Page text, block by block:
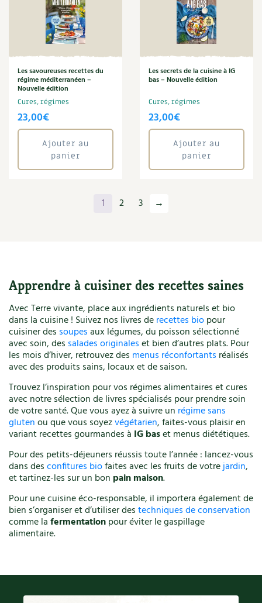
Les savoureuses recettes du
régime méditerranéen –
Nouvelle édition
Cures, régimes
23,00€
Ajouter au
panier
Les secrets de la cuisine à IG
bas – Nouvelle édition
Cures, régimes
23,00€
Ajouter au
panier
1 2 3 →
Apprendre à cuisiner des recettes saines
Avec Terre vivante, place aux ingrédients naturels et bio
dans la cuisine ! Suivez nos livres derecettes biopour
cuisiner des soupesaux légumes, du poisson sélectionné
avec soin, des salades originaleset bien d’autres plats. Pour
les mois d’hiver, retrouvez des menus réconfortants réalisés
avec des produits sains, locaux et de saison.
Trouvez l’inspiration pour vos régimes alimentaires et cures
avec notre sélection de livres spécialisés pour prendre soin
de votre santé. Que vous ayez à suivre un régime sans
glutenou que vous soyezvégétarien, faites-vous plaisir en
variant recettes gourmandes à IG baset menus diététiques.
Pour des petits-déjeuners réussis toute l’année : lancez-vous
dans desconfitures biofaites avec les fruits de votrejardin,
et tartinez-les sur un bon pain maison.
Pour une cuisine éco-responsable, il importera également de
bien s’organiser et d’utiliser destechniques de conservation
comme lafermentationpour éviter le gaspillage
alimentaire.